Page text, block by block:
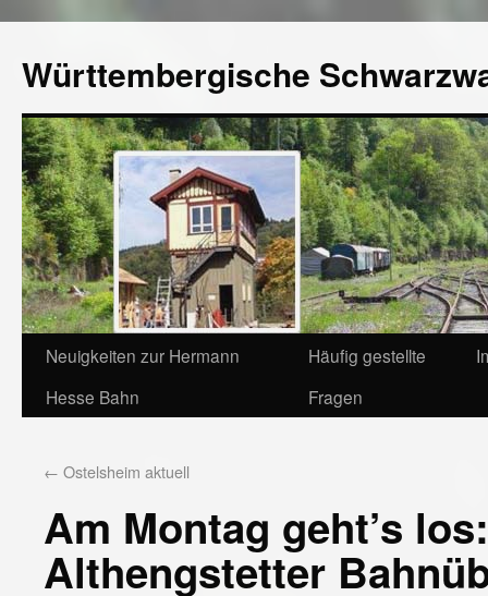
Württembergische
Neuigkeiten zur Hermann
Hesse Bahn
Häufig gestellte
Fragen
← Ostelsheim aktuell
Am Montag geht’s
Althengstetter